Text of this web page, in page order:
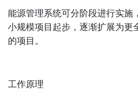
能源管理系统可分阶段进行实施
小规模项目起步，逐渐扩展为更
的项目。
工作原理